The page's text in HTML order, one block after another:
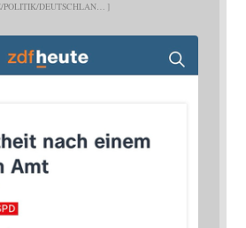
POLITIK/DEUTSCHLAN